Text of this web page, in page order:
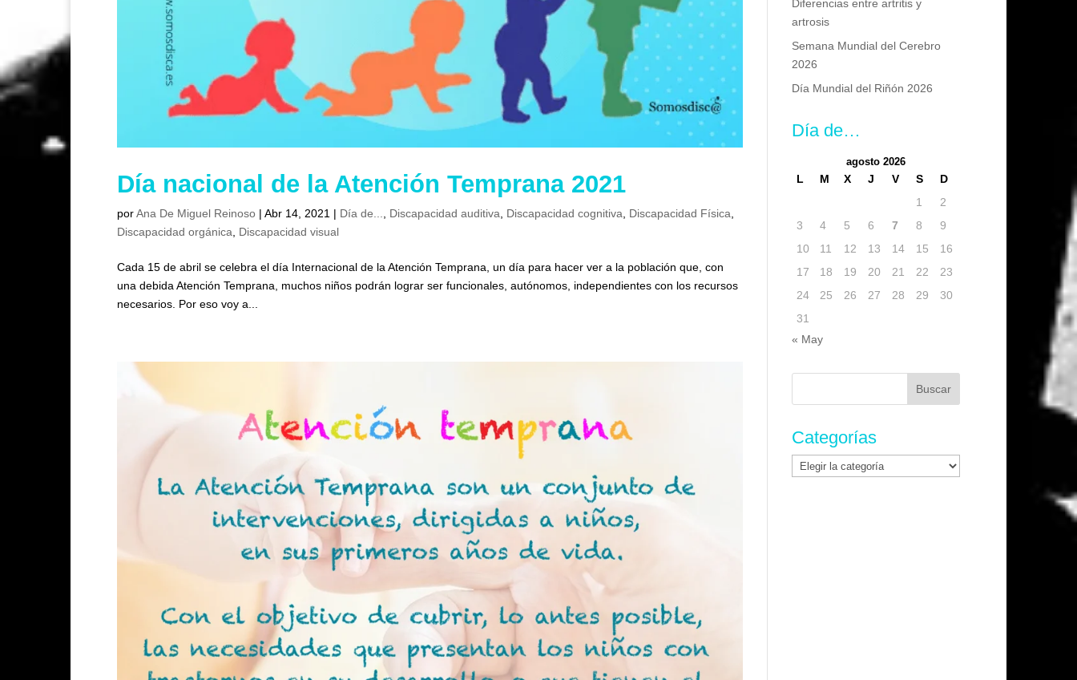
Día nacional de la Atención Temprana 2021
porAna De Miguel Reinoso |Abr 14, 2021 | Día de..., Discapacidad auditiva, Discapacidad cognitiva, Discapacidad Física,
Discapacidad orgánica, Discapacidad visual
Cada 15 de abril se celebra el día Internacional de la Atención Temprana, un día para hacer ver a la población que, con
una debida Atención Temprana, muchos niños podrán lograr ser funcionales, autónomos, independientes con los recursos
necesarios. Por eso voy a...
Diferencias entre artritis y
artrosis
Semana Mundial del Cerebro
2026
Día Mundial del Riñón 2026
Día de…
agosto 2026
L M X J V S
D
1
2
3
4 5 6 7 8
9
10
11 12 13 14 15
16
17
18 19 20 21 22
23
24
25 26 27 28 29
30
31
« May
Buscar:
Categorías
Categorías